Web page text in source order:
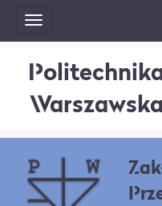
Toggle
navigation
Warszawska